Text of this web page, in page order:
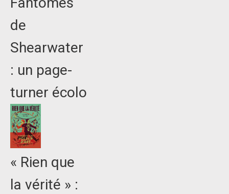
de
Shearwater
: un page-
turner écolo
« Rien que
la vérité » :